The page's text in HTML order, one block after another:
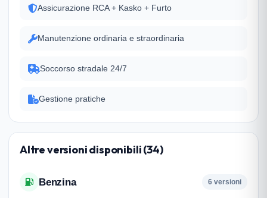
Assicurazione RCA + Kasko + Furto
Manutenzione ordinaria e straordinaria
Soccorso stradale 24/7
Gestione pratiche
Altre versioni disponibili (34)
Benzina 6 versioni